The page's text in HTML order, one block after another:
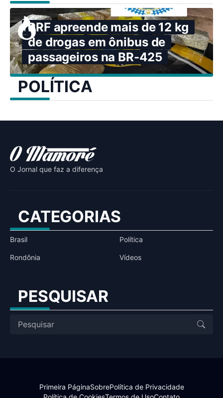
PRF apreende mais de 12 kg
de drogas em ônibus de
passageiros na BR-425
POLÍTICA
O Jornal que faz a diferença
CATEGORIAS
Brasil Política
Rondônia Vídeos
PESQUISAR
Primeira PáginaSobrePolítica de Privacidade